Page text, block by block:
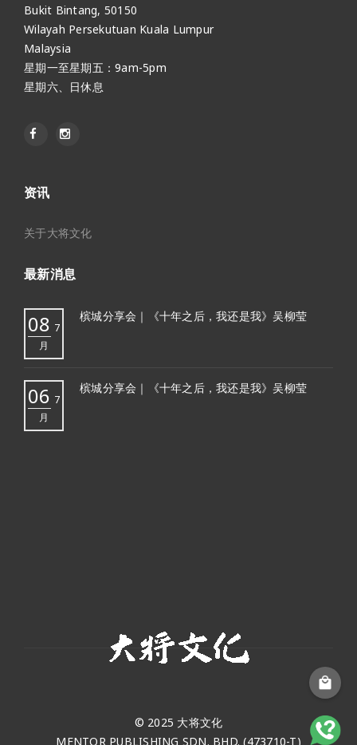
Bukit Bintang, 50150
Wilayah Persekutuan Kuala Lumpur
Malaysia
星期一至星期五：9am-5pm
星期六、日休息
资讯
关于大将文化
最新消息
08 7
月
槟城分享会｜《十年之后，我还是我》吴柳莹
06 7
月
槟城分享会｜《十年之后，我还是我》吴柳莹
© 2025 大将文化
MENTOR PUBLISHING SDN. BHD. (473710-T)